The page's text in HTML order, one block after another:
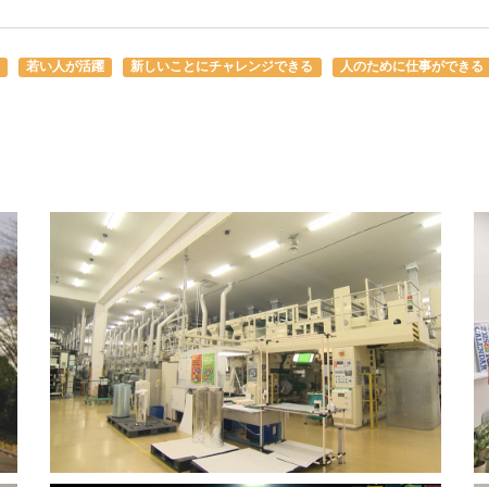
若い人が活躍 新しいことにチャレンジできる 人のために仕事ができる